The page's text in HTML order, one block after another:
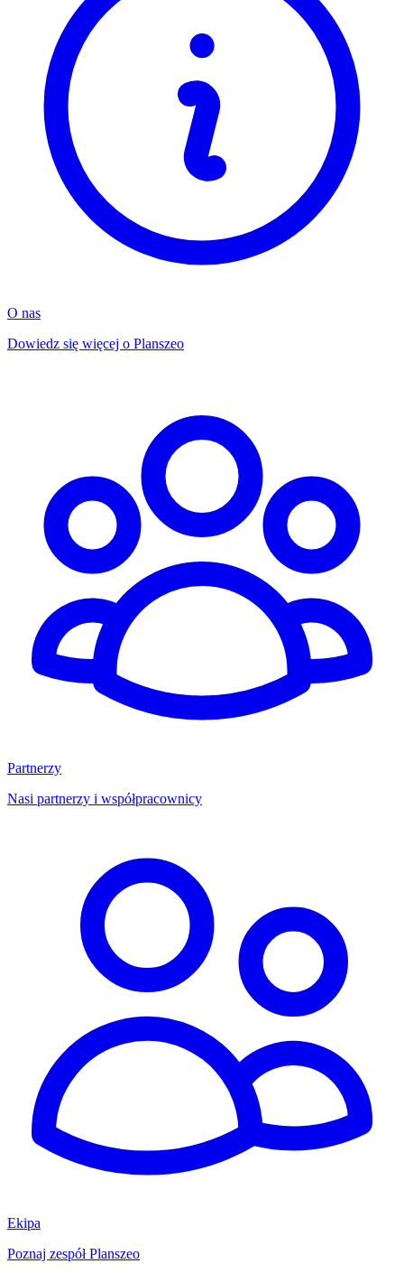
O nas
Dowiedz się więcej o Planszeo
Partnerzy
Nasi partnerzy i współpracownicy
Ekipa
Poznaj zespół Planszeo